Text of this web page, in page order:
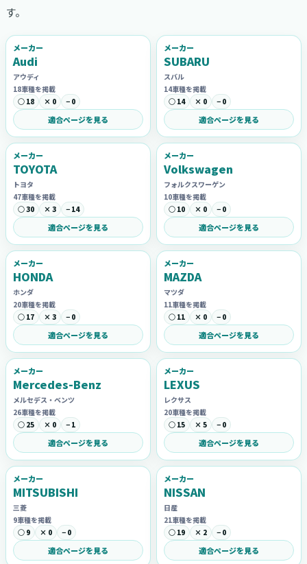
す。
メーカー
Audi
アウディ
18車種を掲載
○ 18
× 0 − 0
適合ページを見る
メーカー
SUBARU
スバル
14車種を掲載
○ 14
× 0 − 0
適合ページを見る
メーカー
TOYOTA
トヨタ
47車種を掲載
○ 30
× 3 − 14
適合ページを見る
メーカー
Volkswagen
フォルクスワーゲン
10車種を掲載
○ 10
× 0 − 0
適合ページを見る
メーカー
HONDA
ホンダ
20車種を掲載
○ 17
× 3 − 0
適合ページを見る
メーカー
MAZDA
マツダ
11車種を掲載
○ 11
× 0 − 0
適合ページを見る
メーカー
Mercedes-Benz
メルセデス・ベンツ
26車種を掲載
○ 25
× 0 − 1
適合ページを見る
メーカー
LEXUS
レクサス
20車種を掲載
○ 15
× 5 − 0
適合ページを見る
メーカー
MITSUBISHI
三菱
9車種を掲載
○ 9
× 0 − 0
適合ページを見る
メーカー
NISSAN
日産
21車種を掲載
○ 19
× 2 − 0
適合ページを見る